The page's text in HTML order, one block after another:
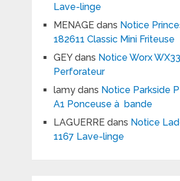
Lave-linge
MENAGEdans Notice
182611 Classic Mini Friteuse
GEYdans Notice Worx
Perforateur
lamydans Notice Parkside
A1 Ponceuse à bande
LAGUERREdans Notice
1167 Lave-linge